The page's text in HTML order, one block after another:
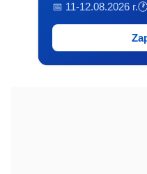
📅 11-12.08.2026 r.